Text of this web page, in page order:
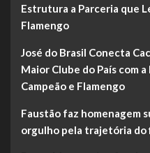
Estrutura a Parceria que
Flamengo
José do Brasil Conecta
Maior Clube do País com
Campeão e Flamengo
Faustão faz homenagem
orgulho pela trajetória do